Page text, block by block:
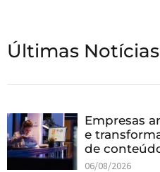
Últimas Notícias
Empresas
e
de
06/08/2026